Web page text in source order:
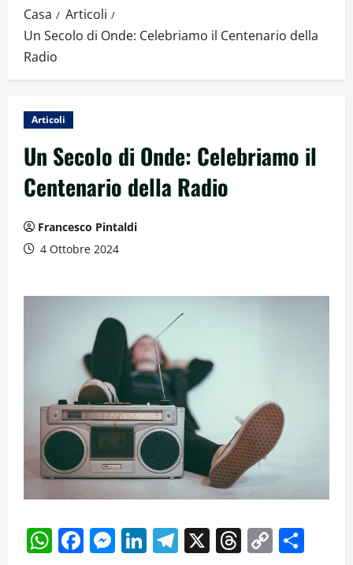
Casa
Articoli
Un Secolo di Onde: Celebriamo il Centenario della
Radio
Articoli
Un Secolo di Onde: Celebriamo il
Centenario della Radio
Francesco Pintaldi
4 Ottobre 2024
WhatsApp
Facebook
Messenger
LinkedIn
Telegram
X Threads
Copy